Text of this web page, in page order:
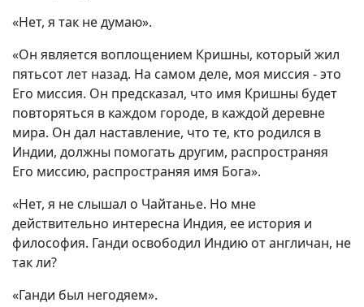
«Нет, я так не думаю».
«Он является воплощением Кришны, который жил
пятьсот лет назад. На самом деле, моя миссия - это
Его миссия. Он предсказал, что имя Кришны будет
повторяться в каждом городе, в каждой деревне
мира. Он дал наставление, что те, кто родился в
Индии, должны помогать другим, распространяя
Его миссию, распространяя имя Бога».
«Нет, я не слышал о Чайтанье. Но мне
действительно интересна Индия, ее история и
философия. Ганди освободил Индию от англичан, не
так ли?
«Ганди был негодяем».